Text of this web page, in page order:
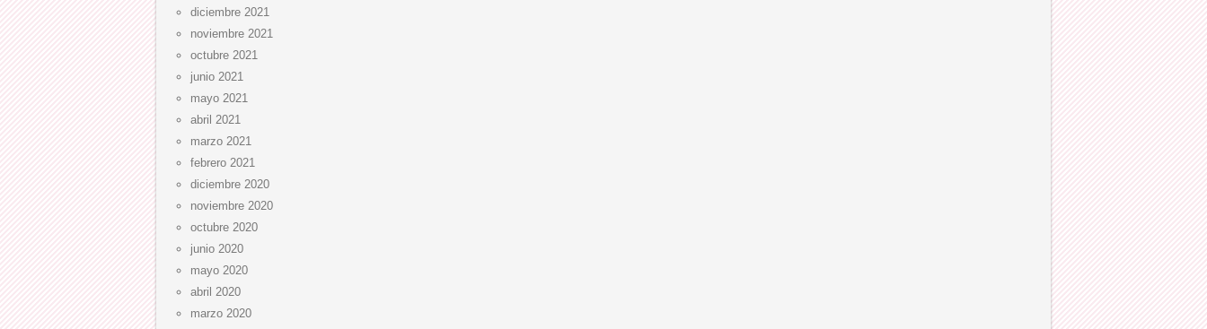
diciembre 2021
noviembre 2021
octubre 2021
junio 2021
mayo 2021
abril 2021
marzo 2021
febrero 2021
diciembre 2020
noviembre 2020
octubre 2020
junio 2020
mayo 2020
abril 2020
marzo 2020